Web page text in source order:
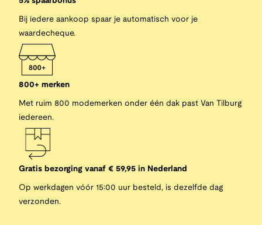
Bij iedere aankoop spaar je automatisch voor je
waardecheque.
800+ merken
Met ruim 800 modemerken onder één dak past Van Tilburg
iedereen.
Gratis bezorging vanaf € 59,95 in Nederland
Op werkdagen vóór 15:00 uur besteld, is dezelfde dag
verzonden.